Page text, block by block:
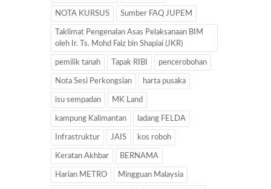
NOTA KURSUS Sumber FAQ JUPEM
Taklimat Pengenalan Asas Pelaksanaan BIM
oleh Ir. Ts. Mohd Faiz bin Shapiai (JKR)
pemilik tanah Tapak RIBI pencerobohan
Nota Sesi Perkongsian harta pusaka
isu sempadan MK Land
kampung Kalimantan ladang FELDA
Infrastruktur JAIS kos roboh
Keratan Akhbar BERNAMA
Harian METRO Mingguan Malaysia